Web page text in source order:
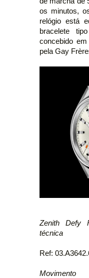
os minutos,
relógio está
bracelete
concebido
pela Gay
Zenith Defy
técnica
Ref:
Movimento